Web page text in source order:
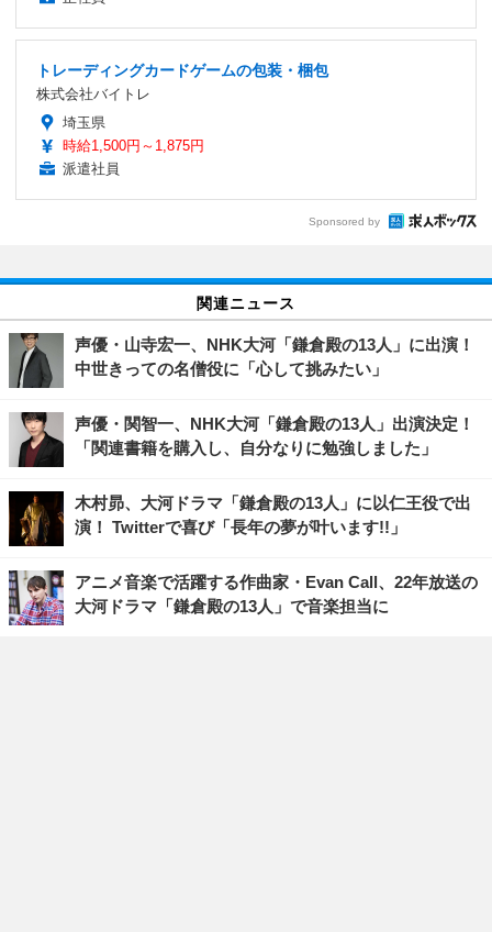
トレーディングカードゲームの包装・梱包
株式会社バイトレ
埼玉県
時給1,500円～1,875円
派遣社員
Sponsored by
関連ニュース
声優・山寺宏一、NHK大河「鎌倉殿の13人」に出演！
中世きっての名僧役に「心して挑みたい」
声優・関智一、NHK大河「鎌倉殿の13人」出演決定！
「関連書籍を購入し、自分なりに勉強しました」
木村昴、大河ドラマ「鎌倉殿の13人」に以仁王役で出
演！ Twitterで喜び「長年の夢が叶います!!」
アニメ音楽で活躍する作曲家・Evan Call、22年放送の
大河ドラマ「鎌倉殿の13人」で音楽担当に